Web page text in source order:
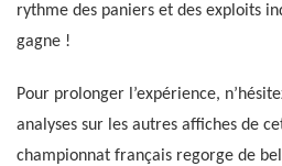
rythme des paniers et des exploits
gagne !
Pour prolonger l’expérience,
analyses sur les autres affiches de
championnat français regorge de